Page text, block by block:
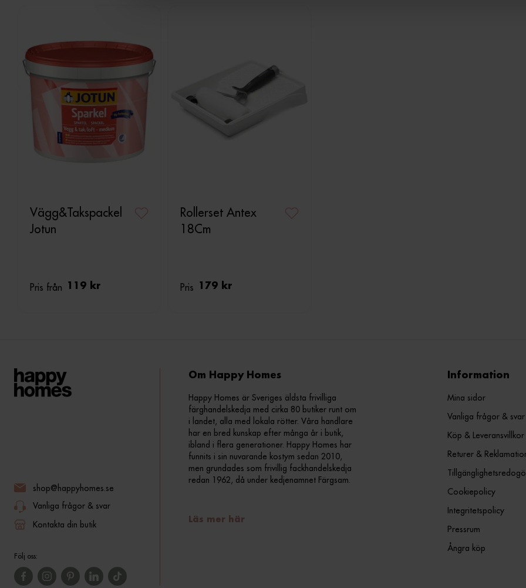
Vägg&Takspackel
Jotun
Pris från 119 kr
Rollerset Antex
18Cm
Pris 179 kr
shop@happyhomes.se
Vanliga frågor & svar
Kontakta din butik
Följ oss:
Om Happy Homes
Happy Homes är Sveriges äldsta frivilliga
färghandelskedja med cirka 80 butiker runt om
i landet, alla med lokala rötter. Våra handlare
har en bred kunskap efter många år i butik,
ibland i flera generationer. Happy Homes har
funnits i sin nuvarande kostym sedan 2010,
men grundades som frivillig fackhandelskedja
redan 1962, då under kedjenamnet Färgsam.
Läs mer här
Information
Mina sidor
Vanliga frågor & svar
Köp & Leveransvillkor
Returer &
Cookiepolicy
Integritetspolicy
Pressrum
Ångra köp